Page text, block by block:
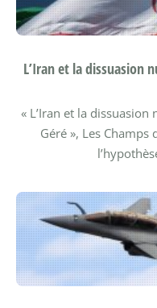
L’Iran et la dissuasion
« L’Iran et la
Géré », Les Champs